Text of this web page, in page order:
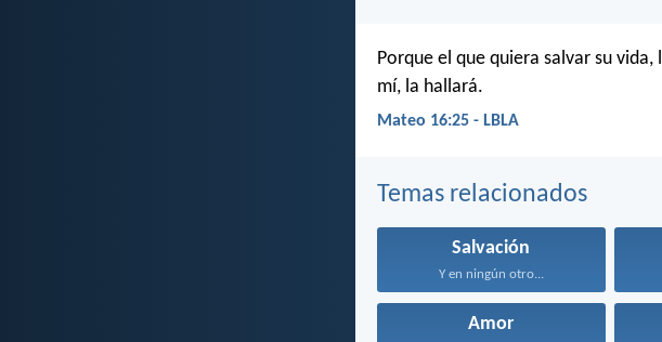
Porque el que quiera salvar su
mí, la hallará.
Mateo 16:25 - LBLA
Temas relacionados
Salvación
Y en ningún otro...
Amor